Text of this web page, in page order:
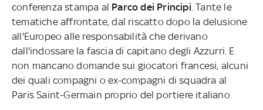
conferenza stampa al Parco dei Principi . Tante le
tematiche affrontate, dal riscatto dopo la delusione
all'Europeo alle responsabilità che derivano
dall'indossare la fascia di capitano degli Azzurri. E
non mancano domande sui giocatori francesi, alcuni
dei quali compagni o ex-compagni di squadra al
Paris Saint-Germain proprio del portiere italiano.